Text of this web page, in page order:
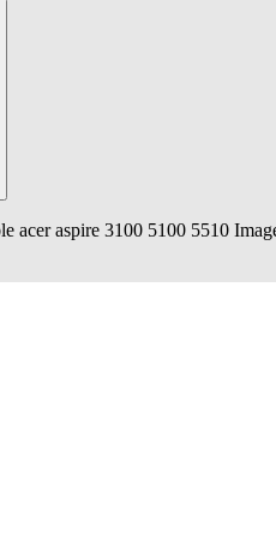
acer aspire 3100 5100 5510